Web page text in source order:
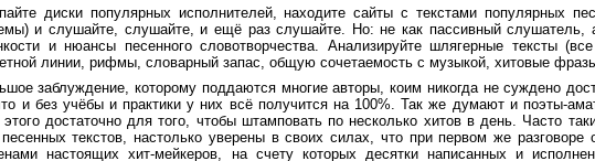
диски популярных исполнителей, находите сайты с текстами популярных
и слушайте, слушайте, и ещё раз слушайте. Но: не как пассивный слушатель,
и нюансы песенного словотворчества. Анализируйте шлягерные тексты
линии, рифмы, словарный запас, общую сочетаемость с музыкой, хитовые
заблуждение, которому поддаются многие авторы, коим никогда не суждено
и без учёбы и практики у них всё получится на 100%. Так же думают и поэты-
достаточно для того, чтобы штамповать по несколько хитов в день. Часто
песенных текстов, настолько уверены в своих силах, что при первом же
настоящих хит-мейкеров, на счету которых десятки написанных и